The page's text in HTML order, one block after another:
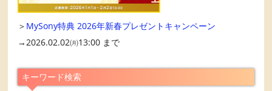
＞ MySony特典 2026年新春プレゼントキャンペーン
→2026.02.02㈪13:00 まで
キーワード検索